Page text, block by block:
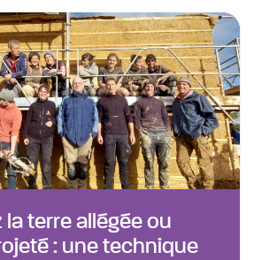
la terre allégée ou
: une technique